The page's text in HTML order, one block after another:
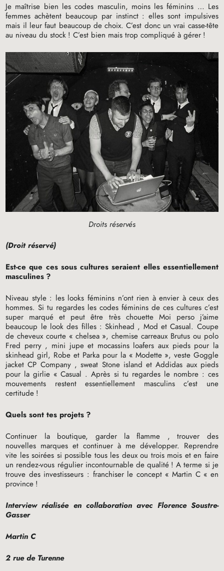
Je maîtrise bien les codes masculin, moins les féminins … Les
femmes achètent beaucoup par instinct : elles sont impulsives
mais il leur faut beaucoup de choix. C’est donc un vrai casse-tête
au niveau du stock ! C’est bien mais trop compliqué à gérer !
Droits réservés
(Droit réservé)
Est-ce que ces sous cultures seraient elles essentiellement
masculines ?
Niveau style : les looks féminins n’ont rien à envier à ceux des
hommes. Si tu regardes les codes féminins de ces cultures c’est
super marqué et peut être très chouette Moi perso j’aime
beaucoup le look des filles : Skinhead , Mod et Casual. Coupe
de cheveux courte « chelsea », chemise carreaux Brutus ou polo
Fred perry , mini jupe et mocassins loafers aux pieds pour la
skinhead girl, Robe et Parka pour la « Modette », veste Goggle
jacketCP Company , sweat Stone island et Addidas aux pieds
pour la girlie « Casual . Après si tu regardes le nombre : ces
mouvements restent essentiellement masculins c’est une
certitude !
Quels sont tes projets ?
Continuer la boutique, garder la flamme , trouver des
nouvelles marques et continuer à me développer. Reprendre
vite les soirées si possible tous les deux ou trois mois et en faire
un rendez-vous régulier incontournable de qualité ! A terme si je
trouve des investisseurs : franchiser le concept « Martin C « en
province !
Interview réalisée en collaboration avec Florence Soustre-
Gasser
Martin C
2 rue de Turenne